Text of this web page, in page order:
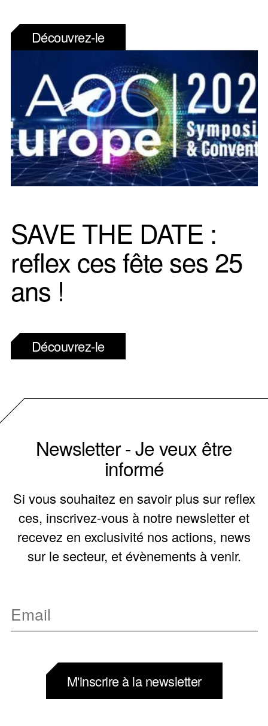
Découvrez-le
SAVE THE DATE :
reflex ces fête ses 25
ans !
Découvrez-le
Newsletter - Je veux être
informé
Si vous souhaitez en savoir plus sur reflex
ces, inscrivez-vous à notre newsletter et
recevez en exclusivité nos actions, news
sur le secteur, et évènements à venir.
M'inscrire à la newsletter